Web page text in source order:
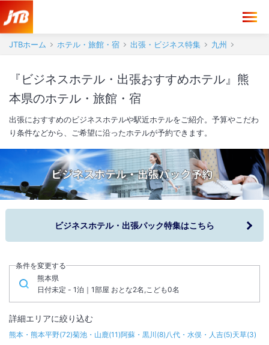
JTBホーム ホテル・旅館・宿 出張・ビジネス特集 九州
『ビジネスホテル・出張おすすめホテル』熊
本県のホテル・旅館・宿
出張におすすめのビジネスホテルや駅近ホテルをご紹介。予算やこだわ
り条件などから、ご希望に沿ったホテルが予約できます。
ビジネスホテル・出張パック特集はこちら
条件を変更する
熊本県
日付未定 - 1泊｜1部屋 おとな2名,こども0名
詳細エリアに絞り込む
熊本・熊本平野(72)菊池・山鹿(11)阿蘇・黒川 (8)八代・水俣・人吉(5)天草(3)